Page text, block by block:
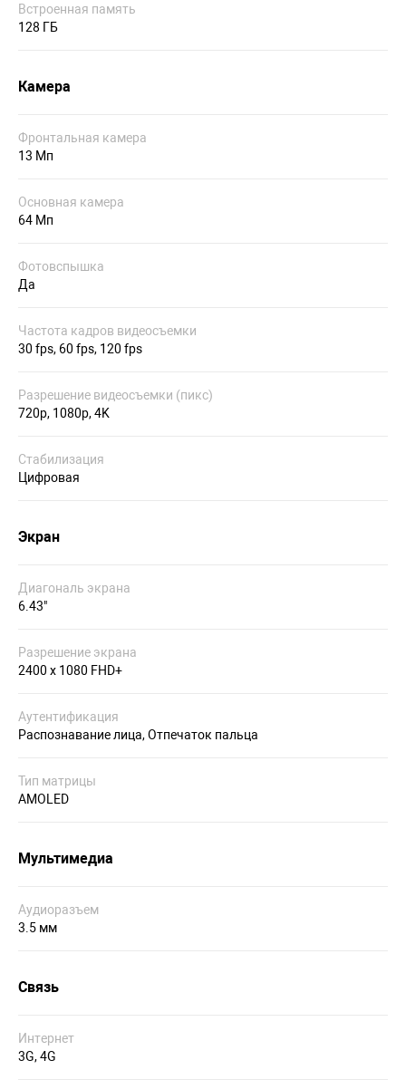
Встроенная память
128 ГБ
Камера
Фронтальная камера
13 Мп
Основная камера
64 Мп
Фотовспышка
Да
Частота кадров видеосъемки
30 fps, 60 fps, 120 fps
Разрешение видеосъемки (пикс)
720p, 1080p, 4K
Стабилизация
Цифровая
Экран
Диагональ экрана
6.43"
Разрешение экрана
2400 x 1080 FHD+
Аутентификация
Распознавание лица, Отпечаток пальца
Тип матрицы
AMOLED
Мультимедиа
Аудиоразъем
3.5 мм
Связь
Интернет
3G, 4G